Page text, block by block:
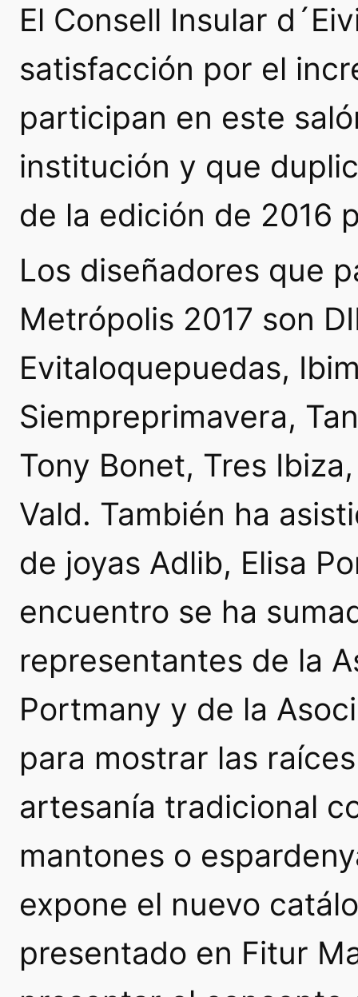
El Consell Insular
satisfacción por el
participan en este
institución y que
de la edición de 2016
Los diseñadores que
Metrópolis 2017 son
Evitaloquepuedas,
Siempreprimavera,
Tony Bonet, Tres
Vald. También ha
de joyas Adlib, Elisa
encuentro se ha
representantes de la
Portmany y de la
para mostrar las
artesanía tradicional
mantones o
expone el nuevo
presentado en Fitur